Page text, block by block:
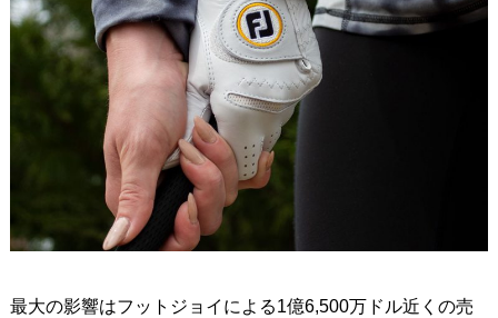
最大の影響はフットジョイによる1億6,500万ドル近くの売